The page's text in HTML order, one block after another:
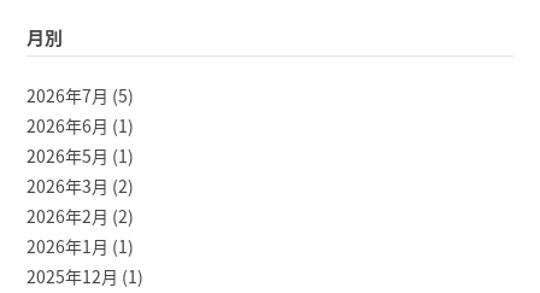
月別
2026年7月 (5)
2026年6月 (1)
2026年5月 (1)
2026年3月 (2)
2026年2月 (2)
2026年1月 (1)
2025年12月 (1)